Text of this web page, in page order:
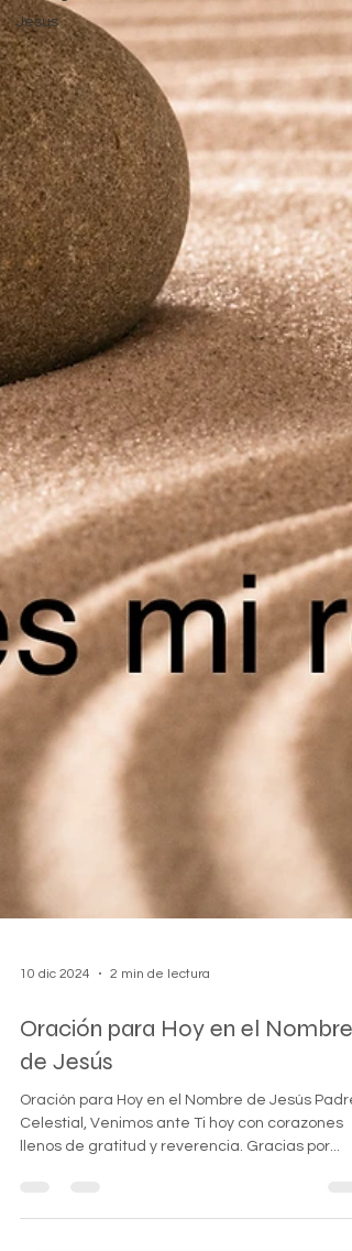
Jesus
Oración para Hoy en el Nombre
de Jesús
Oración para Hoy en el Nombre de Jesús Padre
Celestial, Venimos ante Ti hoy con corazones